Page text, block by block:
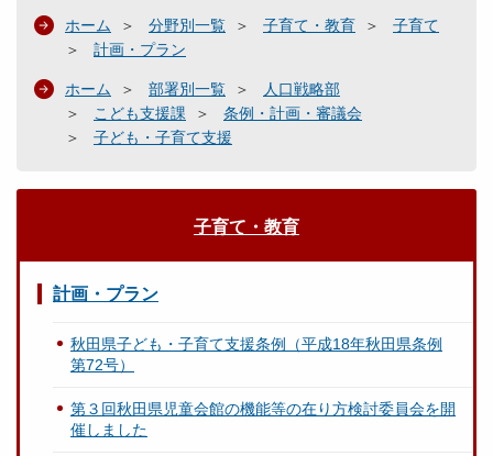
ホーム 分野別一覧 子育て・教育
子育て
計画・プラン
ホーム 部署別一覧
人口戦略部
こども支援課
条例・計画・審議会
子ども・子育て支援
子育て・教育
計画・プラン
秋田県子ども・子育て支援条例（平成18年秋田県条例
第72号）
第３回秋田県児童会館の機能等の在り方検討委員会を開
催しました